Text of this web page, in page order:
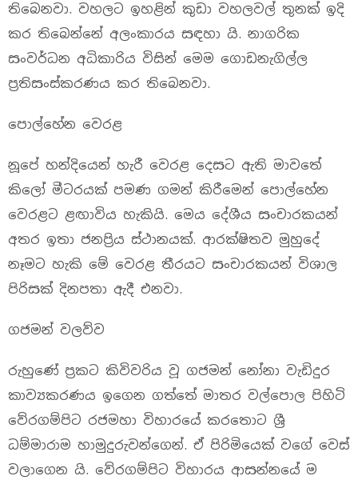
තිබෙනවා. වහලට ඉහළින් කුඩා වහලවල් තුනක් ඉදි
කර තිබෙන්නේ අලංකාරය සඳහා යි. නාගරික
සංවර්ධන අධිකාරිය විසින් මෙම ගොඩනැගිල්ල
ප්‍රතිසංස්කරණය කර තිබෙනවා.
පොල්හේන වෙරළ
නූපේ හන්දියෙන් හැරී වෙරළ දෙසට ඇති මාවතේ
කිලෝ මීටරයක් පමණ ගමන් කිරීමෙන් පොල්හේන
වෙරළට ළඟාවිය හැකියි. මෙය දේශීය සංචාරකයන්
අතර ඉතා ජනප්‍රිය ස්ථානයක්. ආරක්ෂිතව මුහුදේ
නෑමට හැකි මේ වෙරළ තීරයට සංචාරකයන් විශාල
පිරිසක් දිනපතා ඇදී එනවා.
ගජමන් වලව්ව
රුහුණේ ප්‍රකට කිවිවරිය වූ ගජමන් නෝනා වැඩිදුර
කාව්‍යකරණය ඉගෙන ගත්තේ මාතර වල්පොල පිහිටි
වේරගම්පිට රජමහා විහාරයේ කරතොට ශ්‍රී
ධම්මාරාම හාමුදුරුවන්ගෙන්. ඒ පිරිමියෙක්‌ වගේ වෙස්‌
වලාගෙන යි. වේරගම්පිට විහාරය ආසන්නයේ ම